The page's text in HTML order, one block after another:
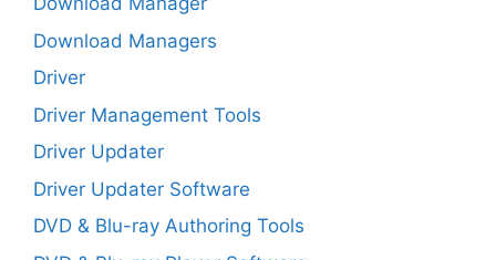
Download Managers
Driver
Driver Management Tools
Driver Updater
Driver Updater Software
DVD & Blu-ray Authoring Tools